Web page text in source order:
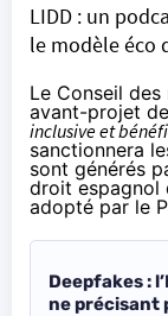
LIDD : un
le modèle éco
Le Conseil
avant-projet
inclusive et
sanctionnera
sont générés
droit espagnol
adopté par le
Deepfakes :
ne précisant